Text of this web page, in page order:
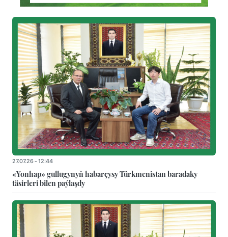
27.07.26 - 12:44
«Yonhap» gullugynyň habarçysy Türkmenistan baradaky
täsirleri bilen paýlaşdy